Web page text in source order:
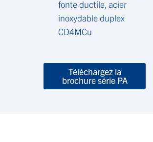
fonte ductile, acier
inoxydable duplex
CD4MCu
Téléchargez la
brochure série PA